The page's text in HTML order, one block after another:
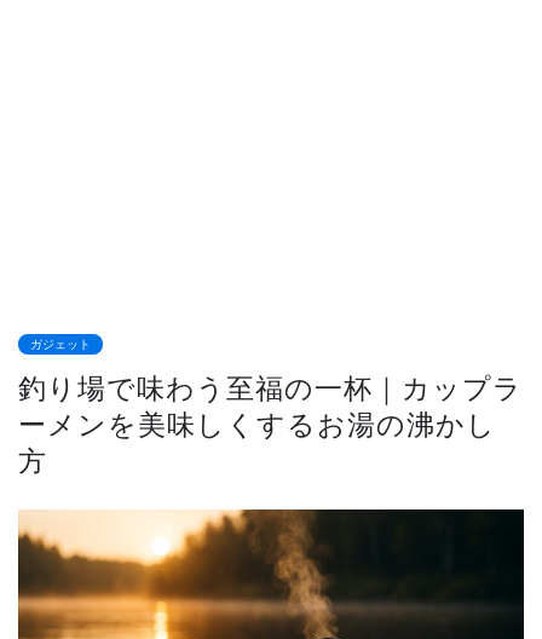
ガジェット
釣り場で味わう至福の一杯｜カップラ
ーメンを美味しくするお湯の沸かし
方